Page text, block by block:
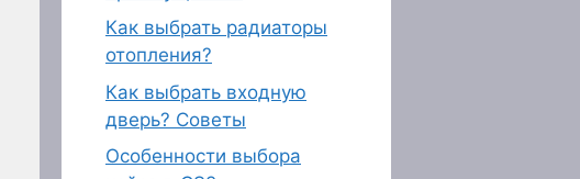
Как выбрать радиаторы
отопления?
Как выбрать входную
дверь? Советы
Особенности выбора